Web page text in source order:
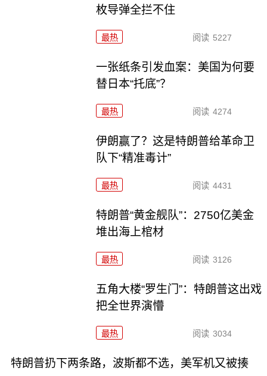
枚导弹全拦不住
最热 阅读 5227
一张纸条引发血案：美国为何要
替日本“托底”？
最热 阅读 4274
伊朗赢了？这是特朗普给革命卫
队下“精准毒计”
最热 阅读 4431
特朗普“黄金舰队”：2750亿美金
堆出海上棺材
最热 阅读 3126
五角大楼“罗生门”：特朗普这出戏
把全世界演懵
最热 阅读 3034
特朗普扔下两条路，波斯都不选，美军机又被揍